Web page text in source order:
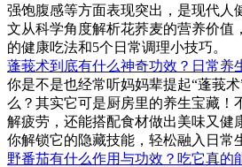
强饱腹感等方面表现突出，是现代人
文从科学角度解析花荞麦的营养价值
的健康吃法和5个日常调理小技巧。
蓬莪术到底有什么神奇功效？日常养
你是不是也经常听妈妈辈提起“蓬莪
么？其实它可是厨房里的养生宝藏！
解疲劳，还能搭配食材做出美味又健
你解锁它的隐藏技能，轻松融入日常
野番茄有什么作用与功效？吃它真的